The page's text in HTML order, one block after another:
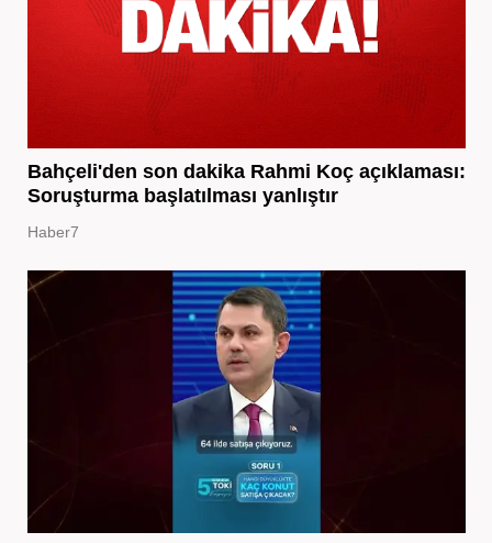
Bahçeli'den son dakika Rahmi Koç açıklaması:
Soruşturma başlatılması yanlıştır
Haber7